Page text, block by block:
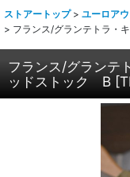
ストアートップ > ユーロア
> フランス/グランテトラ・
フランス/グランテ
ッドストック B [